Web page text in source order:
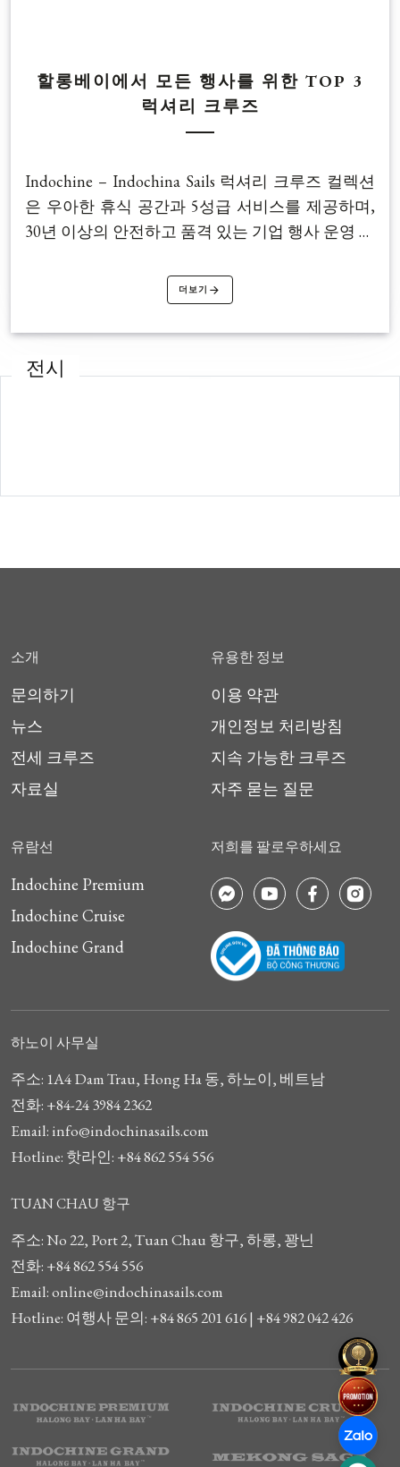
할롱베이에서 모든 행사를 위한 TOP 3
럭셔리 크루즈
Indochine – Indochina Sails 럭셔리 크루즈 컬렉션
은 우아한 휴식 공간과 5성급 서비스를 제공하며,
30년 이상의 안전하고 품격 있는 기업 행사 운영 경
서 특별한 이벤트를 완성합니다.
더보기
전시
소개
문의하기
뉴스
전세 크루즈
자료실
유용한 정보
이용 약관
개인정보 처리방침
지속 가능한 크루즈
자주 묻는 질문
유람선
Indochine Premium
Indochine Cruise
Indochine Grand
저희를 팔로우하세요
하노이 사무실
주소: 1A4 Dam Trau, Hong Ha 동, 하노이, 베트남
전화: +84-24 3984 2362
Email: info@indochinasails.com
Hotline: 핫라인: +84 862 554 556
TUAN CHAU 항구
주소: No 22, Port 2, Tuan Chau 항구, 하롱, 꽝닌
전화: +84 862 554 556
Email: online@indochinasails.com
Hotline: 여행사 문의: +84 865 201 616 | +84 982 042 426